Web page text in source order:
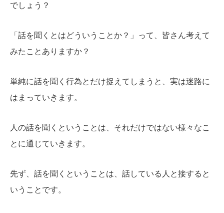
でしょう？
「話を聞くとはどういうことか？」って、皆さん考えて
みたことありますか？
単純に話を聞く行為とだけ捉えてしまうと、実は迷路に
はまっていきます。
人の話を聞くということは、それだけではない様々なこ
とに通じていきます。
先ず、話を聞くということは、話している人と接すると
いうことです。